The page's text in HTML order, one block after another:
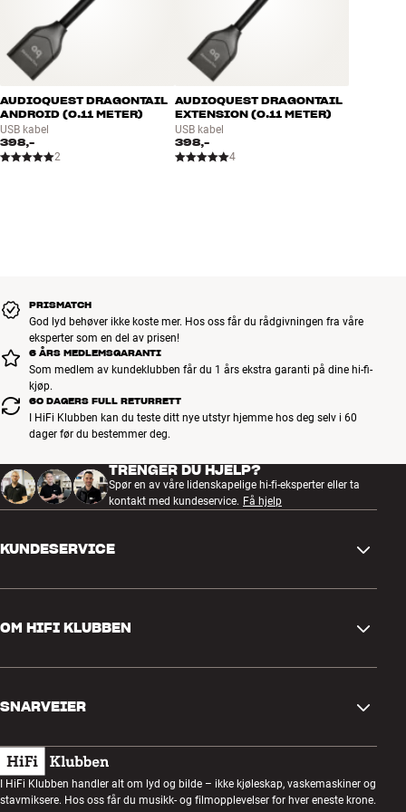
AUDIOQUEST DRAGONTAIL
ANDROID (0.11 METER)
USB kabel
398,-
2
AUDIOQUEST DRAGONTAIL
EXTENSION (0.11 METER)
USB kabel
398,-
4
PRISMATCH
God lyd behøver ikke koste mer. Hos oss får du rådgivningen fra våre
eksperter som en del av prisen!
6 ÅRS MEDLEMSGARANTI
Som medlem av kundeklubben får du 1 års ekstra garanti på dine hi-fi-
kjøp.
60 DAGERS FULL RETURRETT
I HiFi Klubben kan du teste ditt nye utstyr hjemme hos deg selv i 60
dager før du bestemmer deg.
TRENGER DU HJELP?
Spør en av våre lidenskapelige hi-fi-eksperter eller ta
kontakt med kundeservice. Få hjelp
KUNDESERVICE
Retur og reklamasjon
Angre på bestilling
Handelsbetingelser
Personvernpolicy
OM HIFI KLUBBEN
Kundeklubb
Lyttekveld
SNARVEIER
Gavekort
Bygg med lyd
I HiFi Klubben handler alt om lyd og bilde – ikke kjøleskap, vaskemaskiner og
stavmiksere. Hos oss får du musikk- og filmopplevelser for hver eneste krone.